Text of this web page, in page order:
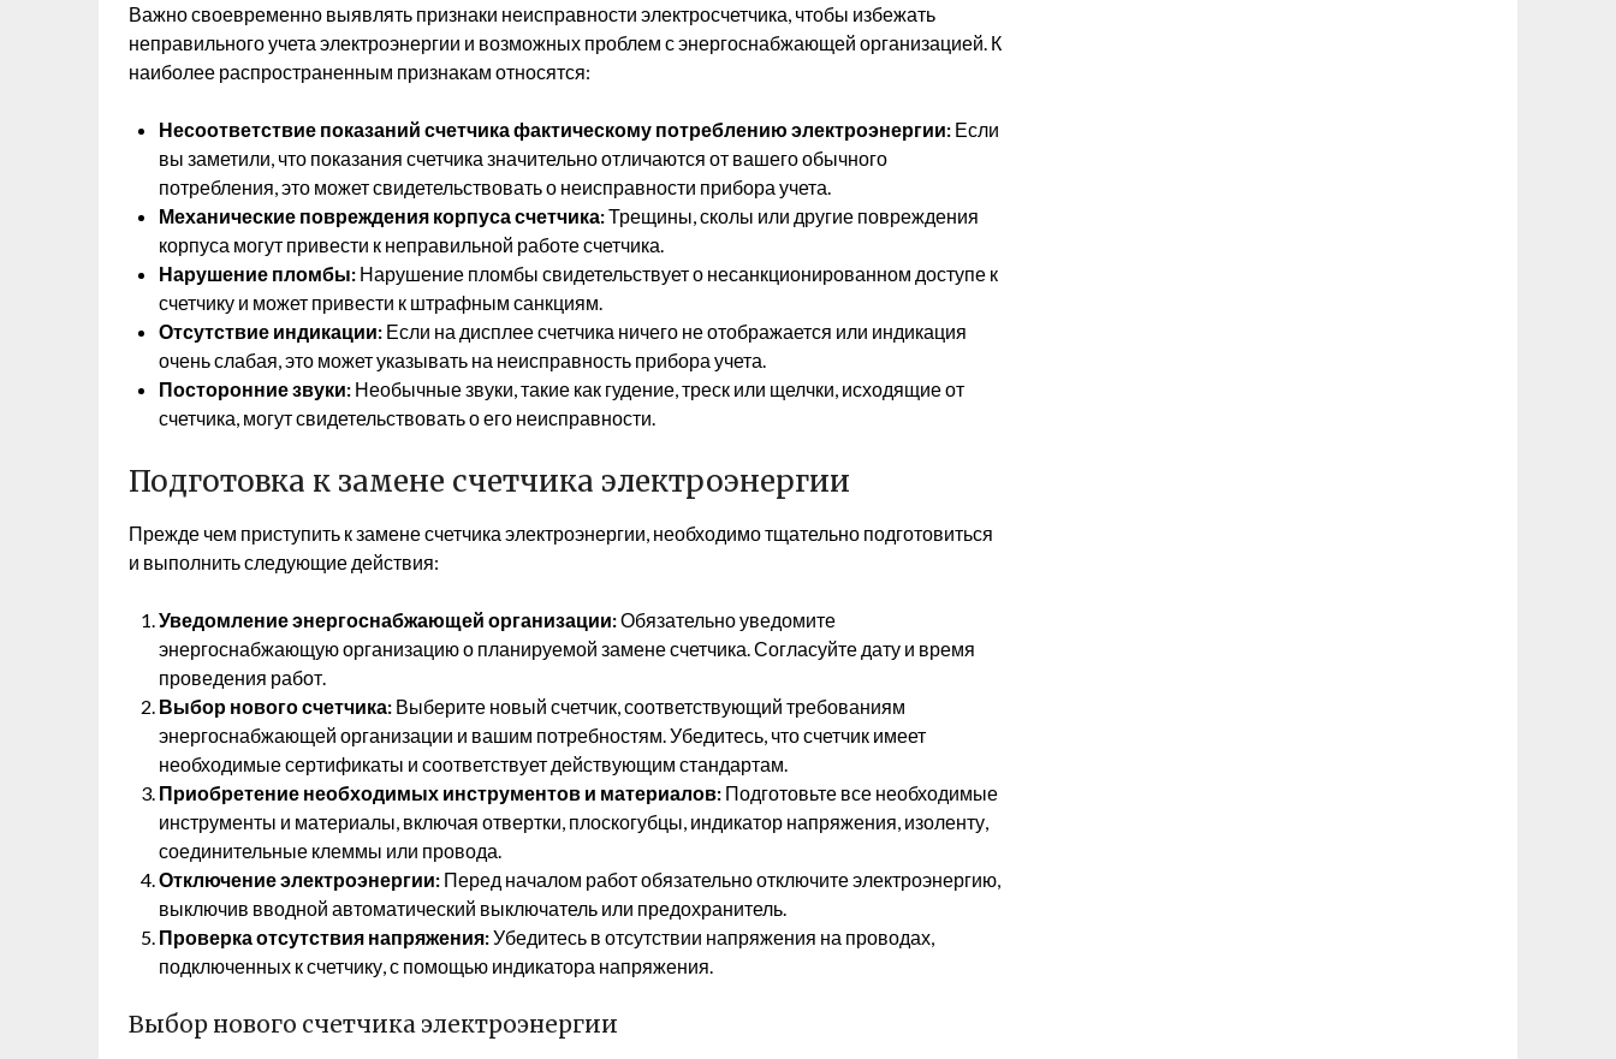
Важно своевременно выявлять признаки неисправности электросчетчика, чтобы избежать
неправильного учета электроэнергии и возможных проблем с энергоснабжающей организацией. К
наиболее распространенным признакам относятся:
Несоответствие показаний счетчика фактическому потреблению электроэнергии: Если
вы заметили, что показания счетчика значительно отличаются от вашего обычного
потребления, это может свидетельствовать о неисправности прибора учета.
Механические повреждения корпуса счетчика:Трещины, сколы или другие повреждения
корпуса могут привести к неправильной работе счетчика.
Нарушение пломбы: Нарушение пломбы свидетельствует о несанкционированном доступе к
счетчику и может привести к штрафным санкциям.
Отсутствие индикации: Если на дисплее счетчика ничего не отображается или индикация
очень слабая, это может указывать на неисправность прибора учета.
Посторонние звуки: Необычные звуки, такие как гудение, треск или щелчки, исходящие от
счетчика, могут свидетельствовать о его неисправности.
Подготовка к замене счетчика электроэнергии
Прежде чем приступить к замене счетчика электроэнергии, необходимо тщательно подготовиться
и выполнить следующие действия:
Уведомление энергоснабжающей организации:Обязательно уведомите
энергоснабжающую организацию о планируемой замене счетчика. Согласуйте дату и время
проведения работ.
Выбор нового счетчика: Выберите новый счетчик, соответствующий требованиям
энергоснабжающей организации и вашим потребностям. Убедитесь, что счетчик имеет
необходимые сертификаты и соответствует действующим стандартам.
Приобретение необходимых инструментов и материалов: Подготовьте все необходимые
инструменты и материалы, включая отвертки, плоскогубцы, индикатор напряжения, изоленту,
соединительные клеммы или провода.
Отключение электроэнергии: Перед началом работ обязательно отключите электроэнергию,
выключив вводной автоматический выключатель или предохранитель.
Проверка отсутствия напряжения:Убедитесь в отсутствии напряжения на проводах,
подключенных к счетчику, с помощью индикатора напряжения.
Выбор нового счетчика электроэнергии